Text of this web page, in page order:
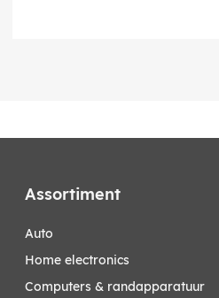
Assortiment
auto
home electronics
computers & randapparatuur